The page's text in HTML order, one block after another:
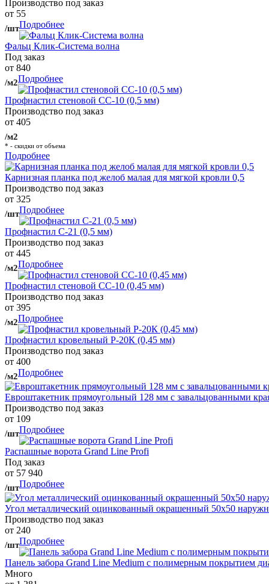
Производство под заказ
от 55
/штПодробнее
Фальц Клик-Система волна
Под заказ
от 840
/м2Подробнее
Профнастил стеновой СС-10 (0,5 мм)
Производство под заказ
от 405
/м2
* - скидки от объема
Подробнее
Карнизная планка под желоб малая для мягкой кровли 0,5
Производство под заказ
от 325
/штПодробнее
Профнастил С-21 (0,5 мм)
Производство под заказ
от 445
/м2Подробнее
Профнастил стеновой СС-10 (0,45 мм)
Производство под заказ
от 395
/м2Подробнее
Профнастил кровельный Р-20К (0,45 мм)
Производство под заказ
от 400
/м2Подробнее
Евроштакетник прямоугольный 128 мм с завальцованными
Производство под заказ
от 109
/штПодробнее
Распашные ворота Grand Line Profi
Под заказ
от 57 940
/штПодробнее
Угол металлический оцинкованный окрашенный 50х50
Производство под заказ
от 240
/штПодробнее
Панель забора Grand Line Medium с полимерным покрытием
Много